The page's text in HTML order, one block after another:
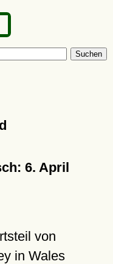
Suchen
6. April
von
in Wales